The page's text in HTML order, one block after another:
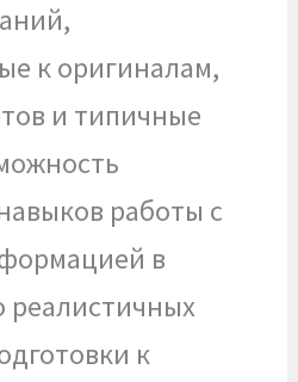
к оригиналам,
и типичные
работы с
в
реалистичных
к